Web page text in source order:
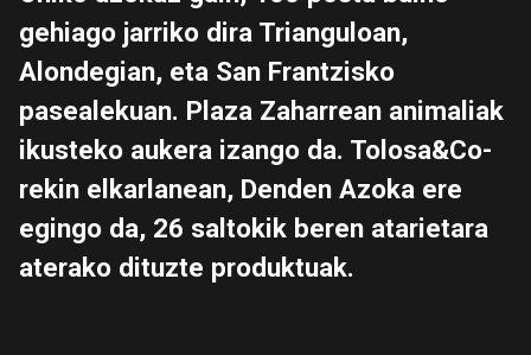
gehiago jarriko dira Trianguloan,
Alondegian, eta San Frantzisko
pasealekuan. Plaza Zaharrean animaliak
ikusteko aukera izango da. Tolosa&Co-
rekin elkarlanean, Denden Azoka ere
egingo da, 26 saltokik beren atarietara
aterako dituzte produktuak.